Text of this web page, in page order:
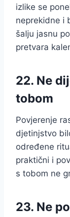
izlike se
neprekidne i
šalju jasnu
pretvara
22. Ne
tobom
Povjerenje
djetinjstvo
određene
praktični i
s tobom ne
23. Ne